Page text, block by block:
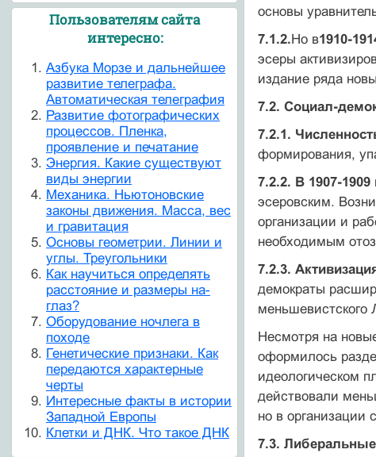
основы
7.1.2.Но в1910-
эсеры
издание ряда
7.2. Социал-
7.2.1.
формирования,
7.2.2. В 1907-1909
эсеровским.
организации и
необходимым
7.2.3.
демократы
меньшевистского
Несмотря на
оформилось
идеологическом
действовали
но в организации
7.3.
Пользователям сайта
интересно:
Азбука Морзе и дальнейшее
развитие телеграфа.
Автоматическая телеграфия
Развитие фотографических
процессов. Пленка,
проявление и печатание
Энергия. Какие существуют
виды энергии
Механика. Ньютоновские
законы движения. Масса, вес
и гравитация
Основы геометрии. Линии и
углы. Треугольники
Как научиться определять
расстояние и размеры на-
глаз?
Оборудование ночлега в
походе
Генетические признаки. Как
передаются характерные
черты
Интересные факты в истории
Западной Европы
Клетки и ДНК. Что такое ДНК